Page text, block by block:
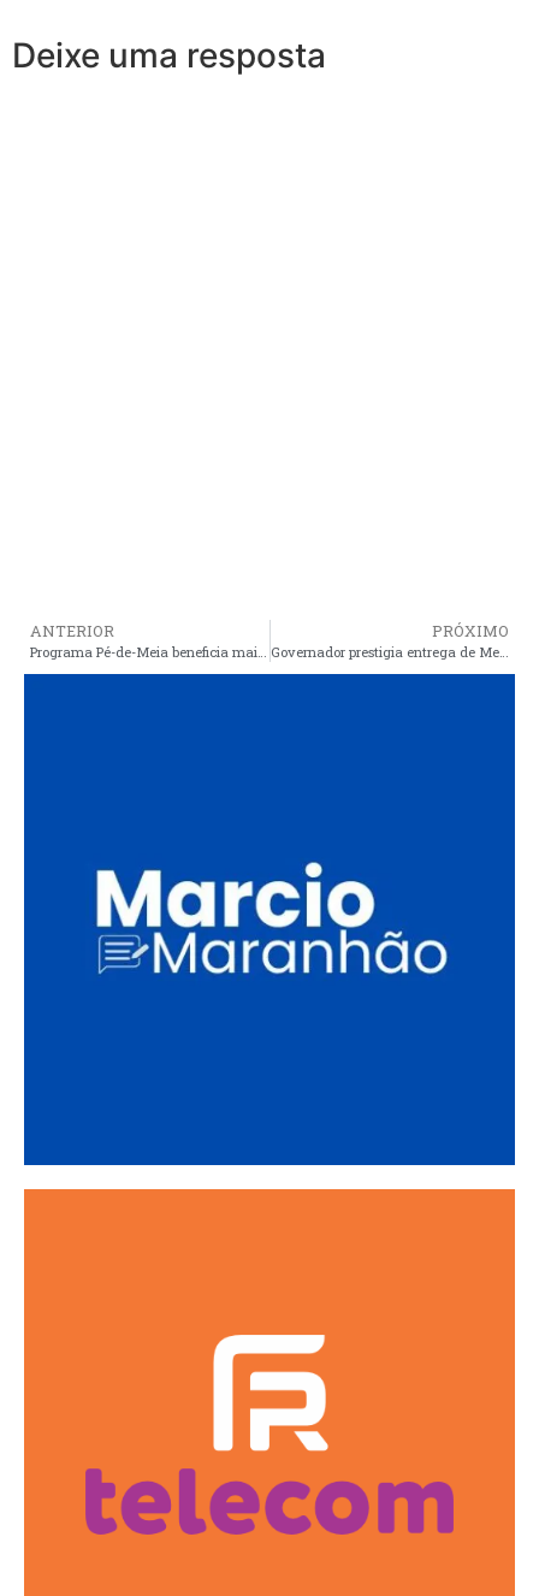
Deixe uma resposta
ANTERIOR
Programa Pé-de-Meia beneficia mais de 226 mil estudantes no Maranhão
PRÓXIMO
Governador prestigia entrega de Medalha da Academia de Polícia Militar do Maranhão ao Secretário Márcio Machado